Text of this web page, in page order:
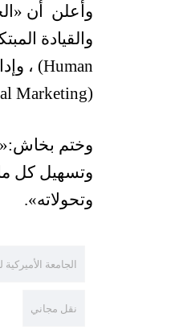
وأعلن أن «
والقيادة
، (Human
Marketing)».
وختم بخاش:«
وتسهيل كل
وتحولاته».
الجامعة الأميركية
نقل مجاني